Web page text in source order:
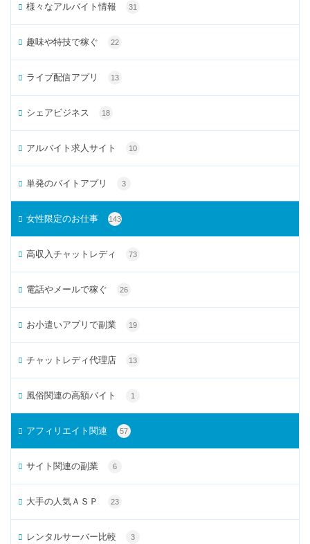
様々なアルバイト情報 31
趣味や特技で稼ぐ 22
ライブ配信アプリ 13
シェアビジネス 18
アルバイト求人サイト 10
単発のバイトアプリ 3
女性限定のお仕事 143
高収入チャットレディ 73
電話やメールで稼ぐ 26
お小遣いアプリで副業 19
チャットレディ代理店 13
風俗関連の高額バイト 1
アフィリエイト関連 57
サイト関連の副業 6
大手の人気ＡＳＰ 23
レンタルサーバー比較 3